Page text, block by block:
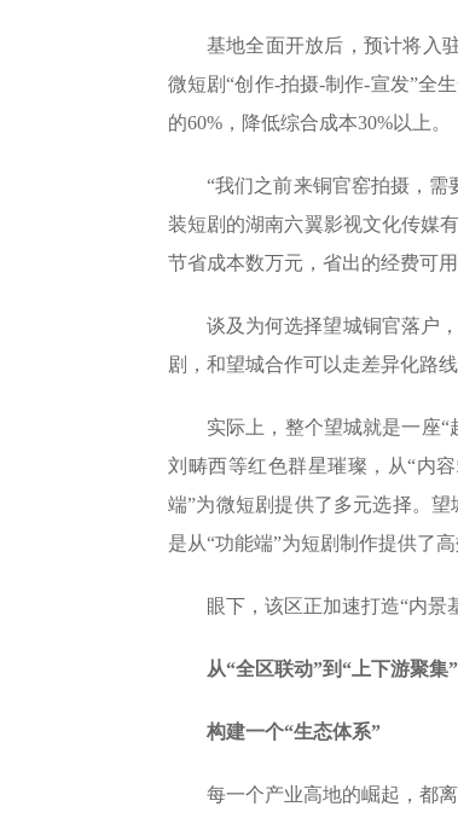
基地全面开放后，预计将入
微短剧“创作-拍摄-制作-宣发”全
的60%，降低综合成本30%以上。
“我们之前来铜官窑拍摄，
装短剧的湖南六翼影视文化传媒
节省成本数万元，省出的经费可用
谈及为何选择望城铜官落户
剧，和望城合作可以走差异化路
实际上，整个望城就是一座
刘畴西等红色群星璀璨，从“内
端”为微短剧提供了多元选择。
是从“功能端”为短剧制作提供了高
眼下，该区正加速打造“内景
从“全区联动”到“上下游聚集”
构建一个“生态体系”
每一个产业高地的崛起，都离